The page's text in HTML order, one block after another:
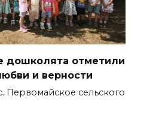
дошколята отметили
и верности
Первомайское сельского